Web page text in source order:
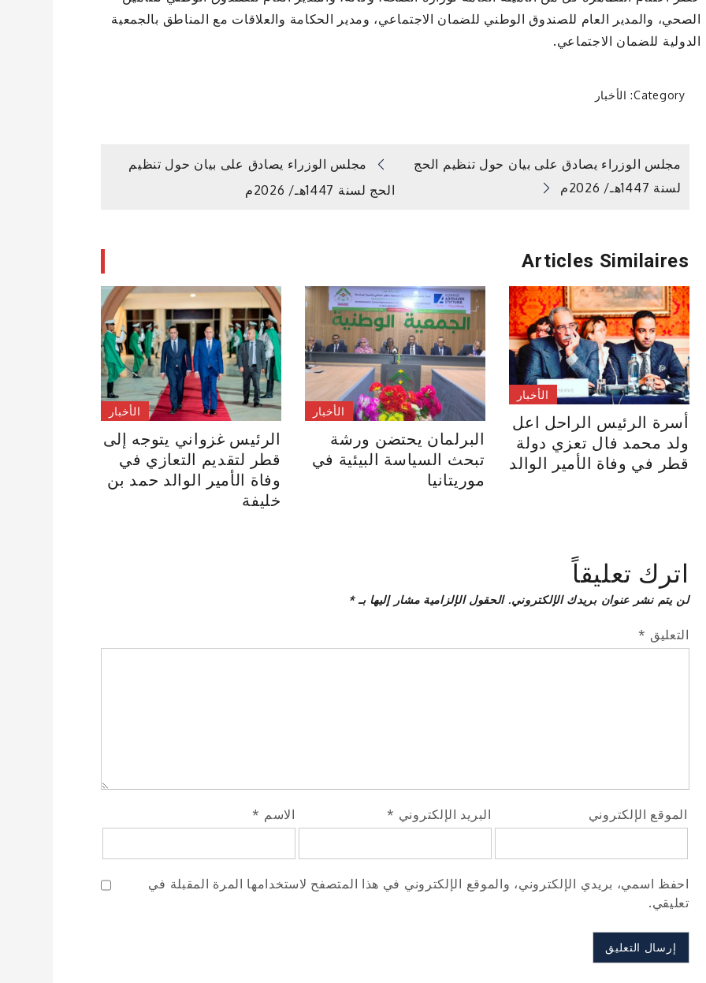
الصحي، والمدير العام للصندوق الوطني للضمان الاجتماعي، ومدير الحكامة والعلاقات مع المناطق بالجمعية
الدولية للضمان الاجتماعي.
Category: الأخبار
تصفّح
مجلس الوزراء يصادق على بيان حول تنظيم
الحج لسنة 1447هـ/ 2026م
مجلس الوزراء يصادق على بيان حول تنظيم الحج
لسنة 1447هـ/ 2026م
Articles Similaires
الأخبار
الرئيس غزواني يتوجه إلى
قطر لتقديم التعازي في
وفاة الأمير الوالد حمد بن
خليفة
الأخبار
البرلمان يحتضن ورشة
تبحث السياسة البيئية في
موريتانيا
الأخبار
أسرة الرئيس الراحل اعل
ولد محمد فال تعزي دولة
قطر في وفاة الأمير الوالد
اترك تعليقاً
لن يتم نشر عنوان بريدك الإلكتروني. الحقول الإلزامية مشار إليها بـ*
التعليق *
الاسم * البريد الإلكتروني * الموقع الإلكتروني
احفظ اسمي، بريدي الإلكتروني، والموقع الإلكتروني في هذا المتصفح لاستخدامها المرة المقبلة في
تعليقي.